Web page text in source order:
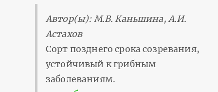
Автор(ы): М.В. Каньшина, А.И.
Астахов
Сорт позднего срока созревания,
устойчивый к грибным
заболеваниям.